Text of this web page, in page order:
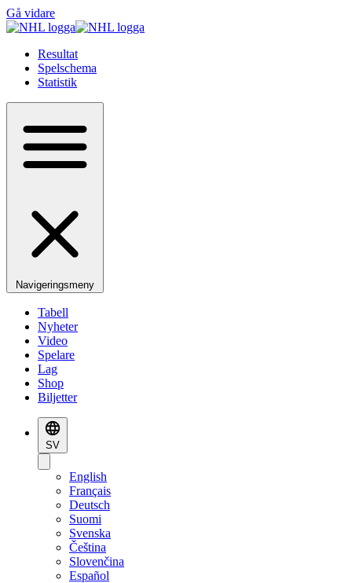
Gå vidare
Resultat
Spelschema
Statistik
Navigeringsmeny
Tabell
Nyheter
Video
Spelare
Lag
Shop
Biljetter
SV
English
Français
Deutsch
Suomi
Svenska
Čeština
Slovenčina
Español